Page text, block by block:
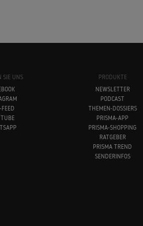
SIE UNS
FEED
PRODUKTE
NEWSLETTER
PODCAST
THEMEN-DOSSIERS
PRISMA-APP
PRISMA-SHOPPING
RATGEBER
PRISMA TREND
SENDERINFOS